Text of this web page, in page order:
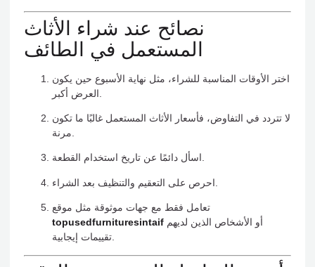
نصائح عند شراء الأثاث
المستعمل في الطائف
اختر الأوقات المناسبة للشراء، مثل نهاية الأسبوع حين يكون
لا تتردد في التفاوض، فأسعار الأثاث المستعمل غالبًا ما تكون
اسأل دائمًا عن تاريخ استخدام القطعة.
تعامل فقط مع جهات موثوقة مثل موقع
topusedfurnituresintaif أو الأشخاص الذين لديهم
تقييمات إيجابية.